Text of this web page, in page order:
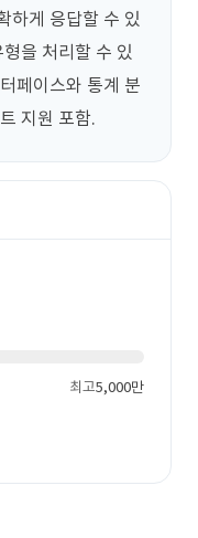
하게 응답할 수 있
을 처리할 수 있
페이스와 통계 분
지원 포함.
최고5,000만